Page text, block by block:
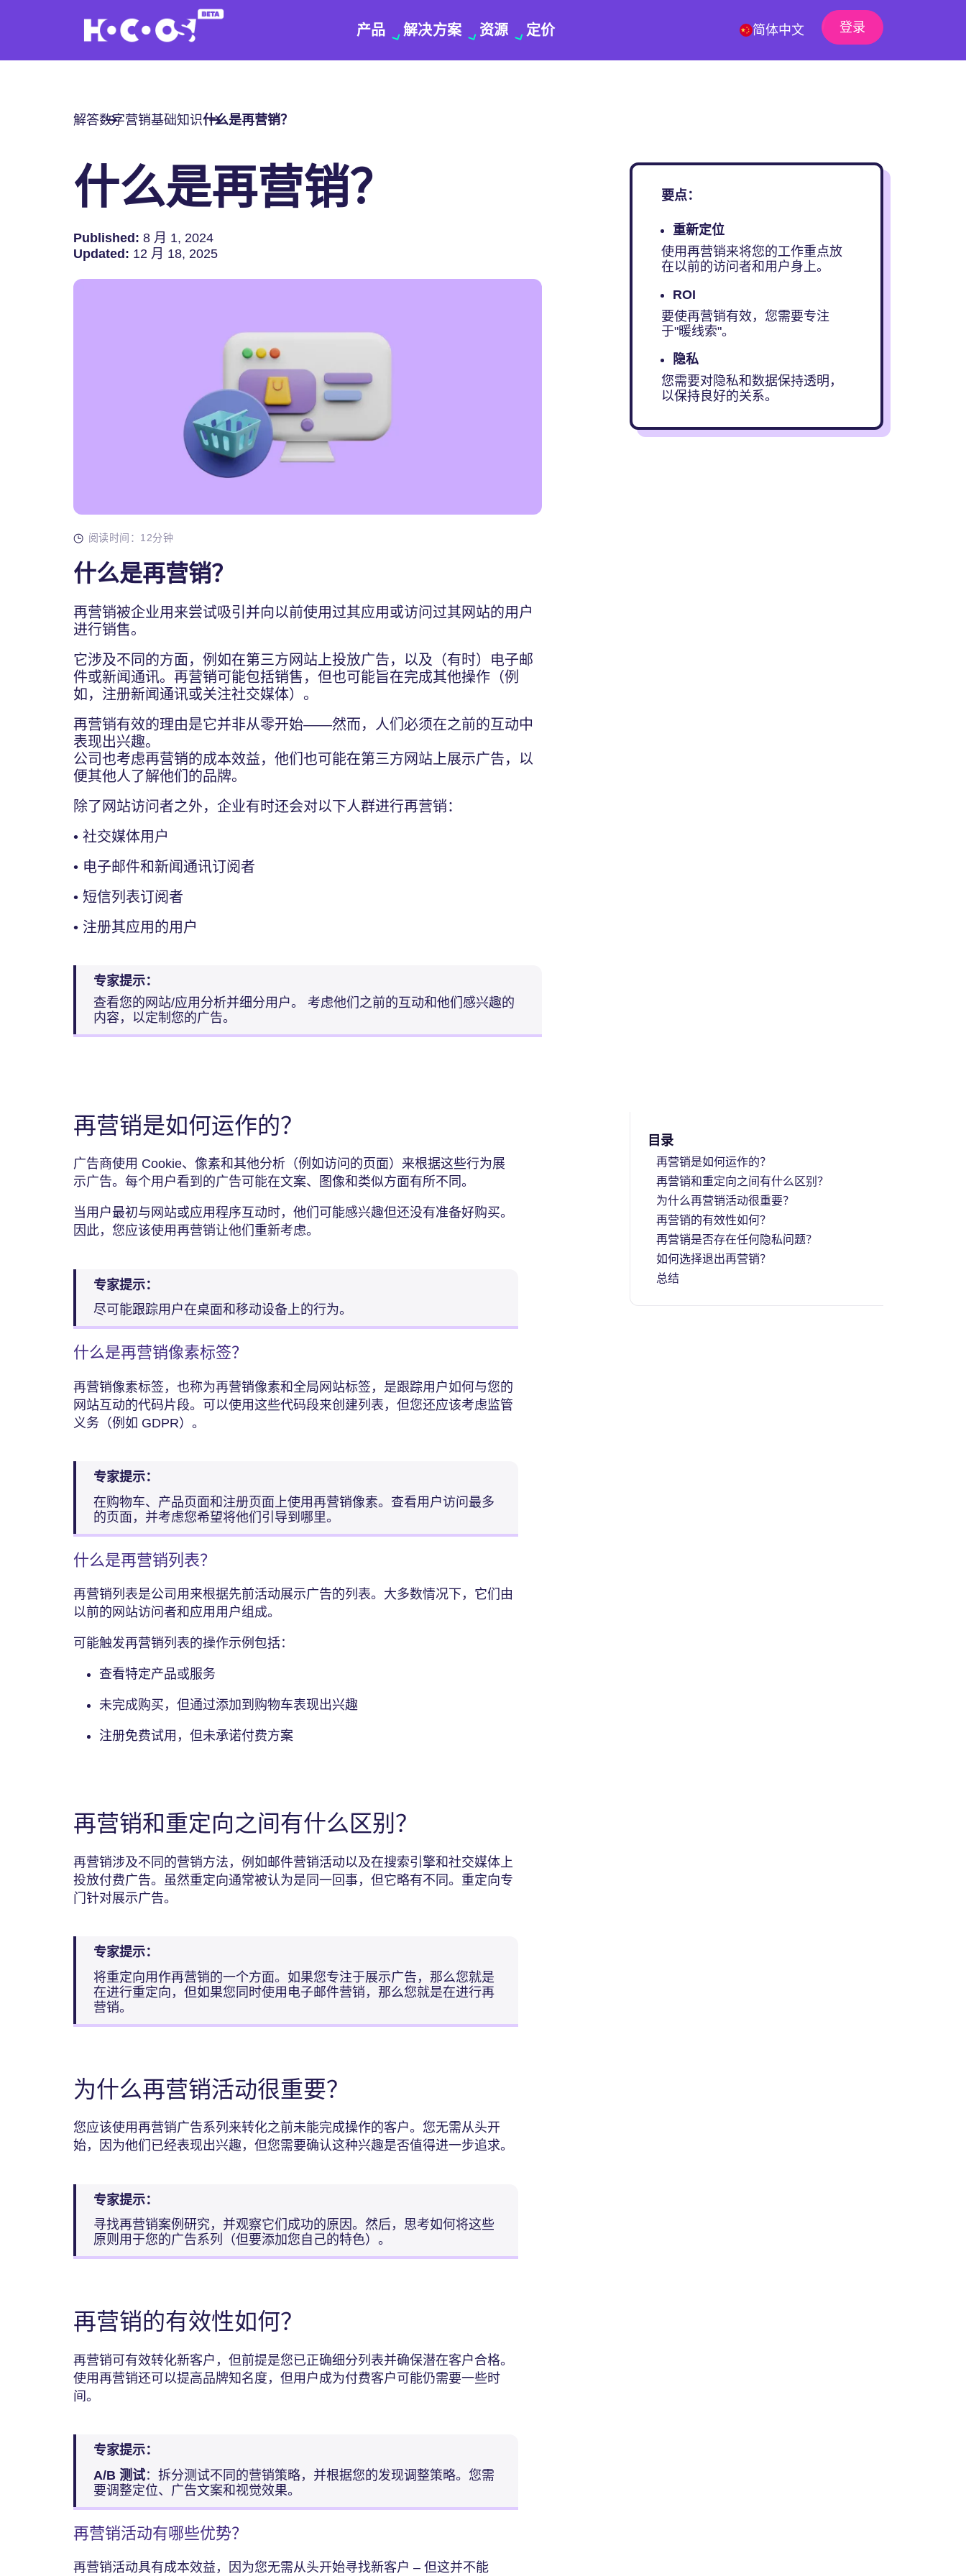
产品 解决方案 资源 定价 简体中文 登录
解答数字营销基础知识什么是再营销？
什么是再营销？
Published: 8 月 1, 2024
Updated: 12 月 18, 2025
阅读时间：12分钟
什么是再营销？
再营销被企业用来尝试吸引并向以前使用过其应用或访问过其网站的用户
进行销售。
它涉及不同的方面，例如在第三方网站上投放广告，以及（有时）电子邮
件或新闻通讯。再营销可能包括销售，但也可能旨在完成其他操作（例
如，注册新闻通讯或关注社交媒体）。
再营销有效的理由是它并非从零开始——然而，人们必须在之前的互动中
表现出兴趣。
公司也考虑再营销的成本效益，他们也可能在第三方网站上展示广告，以
便其他人了解他们的品牌。
除了网站访问者之外，企业有时还会对以下人群进行再营销：
• 社交媒体用户
• 电子邮件和新闻通讯订阅者
• 短信列表订阅者
• 注册其应用的用户
专家提示：
查看您的网站/应用分析并细分用户。 考虑他们之前的互动和他们感兴趣的
内容，以定制您的广告。
要点：
重新定位
使用再营销来将您的工作重点放
在以前的访问者和用户身上。
ROI
要使再营销有效，您需要专注
于"暖线索"。
隐私
您需要对隐私和数据保持透明，
以保持良好的关系。
再营销是如何运作的？
广告商使用 Cookie、像素和其他分析（例如访问的页面）来根据这些行为展
示广告。每个用户看到的广告可能在文案、图像和类似方面有所不同。
当用户最初与网站或应用程序互动时，他们可能感兴趣但还没有准备好购买。
因此，您应该使用再营销让他们重新考虑。
专家提示：
尽可能跟踪用户在桌面和移动设备上的行为。
什么是再营销像素标签？
再营销像素标签，也称为再营销像素和全局网站标签，是跟踪用户如何与您的
网站互动的代码片段。可以使用这些代码段来创建列表，但您还应该考虑监管
义务（例如 GDPR）。
专家提示：
在购物车、产品页面和注册页面上使用再营销像素。查看用户访问最多
的页面，并考虑您希望将他们引导到哪里。
什么是再营销列表？
再营销列表是公司用来根据先前活动展示广告的列表。大多数情况下，它们由
以前的网站访问者和应用用户组成。
可能触发再营销列表的操作示例包括：
查看特定产品或服务
未完成购买，但通过添加到购物车表现出兴趣
注册免费试用，但未承诺付费方案
再营销和重定向之间有什么区别？
再营销涉及不同的营销方法，例如邮件营销活动以及在搜索引擎和社交媒体上
投放付费广告。虽然重定向通常被认为是同一回事，但它略有不同。重定向专
门针对展示广告。
专家提示：
将重定向用作再营销的一个方面。如果您专注于展示广告，那么您就是
在进行重定向，但如果您同时使用电子邮件营销，那么您就是在进行再
营销。
为什么再营销活动很重要？
您应该使用再营销广告系列来转化之前未能完成操作的客户。您无需从头开
始，因为他们已经表现出兴趣，但您需要确认这种兴趣是否值得进一步追求。
专家提示：
寻找再营销案例研究，并观察它们成功的原因。然后，思考如何将这些
原则用于您的广告系列（但要添加您自己的特色）。
再营销的有效性如何？
再营销可有效转化新客户，但前提是您已正确细分列表并确保潜在客户合格。
使用再营销还可以提高品牌知名度，但用户成为付费客户可能仍需要一些时
间。
专家提示：
A/B 测试：拆分测试不同的营销策略，并根据您的发现调整策略。您需
要调整定位、广告文案和视觉效果。
再营销活动有哪些优势？
再营销活动具有成本效益，因为您无需从头开始寻找新客户 – 但这并不能
目录
再营销是如何运作的？
再营销和重定向之间有什么区别？
为什么再营销活动很重要？
再营销的有效性如何？
再营销是否存在任何隐私问题？
如何选择退出再营销？
总结